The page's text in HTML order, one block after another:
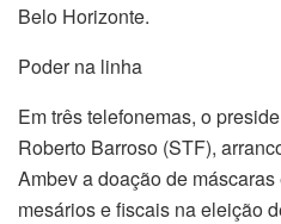
Belo Horizonte.
Poder na linha
Em três telefonemas, o
Roberto Barroso (STF),
Ambev a doação de
mesários e fiscais na eleição